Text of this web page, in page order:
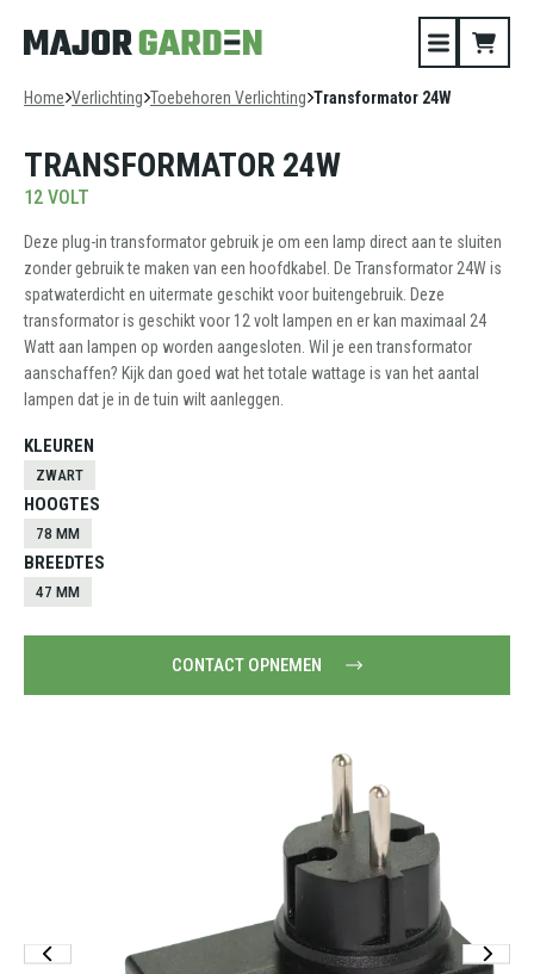
Home Verlichting Toebehoren Verlichting Transformator 24W
TRANSFORMATOR 24W
12 VOLT
Deze plug-in transformator gebruik je om een lamp direct aan te sluiten
zonder gebruik te maken van een hoofdkabel. De Transformator 24W is
spatwaterdicht en uitermate geschikt voor buitengebruik. Deze
transformator is geschikt voor 12 volt lampen en er kan maximaal 24
Watt aan lampen op worden aangesloten. Wil je een transformator
aanschaffen? Kijk dan goed wat het totale wattage is van het aantal
lampen dat je in de tuin wilt aanleggen.
KLEUREN
ZWART
HOOGTES
78 MM
BREEDTES
47 MM
CONTACT OPNEMEN